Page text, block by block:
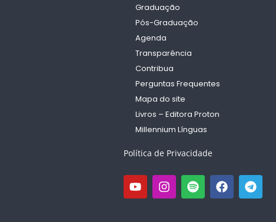
Graduação
Pós-Graduação
Agenda
Transparência
Contribua
Perguntas Frequentes
Mapa do site
Livros – Editora Proton
Millennium Línguas
Política de Privacidade